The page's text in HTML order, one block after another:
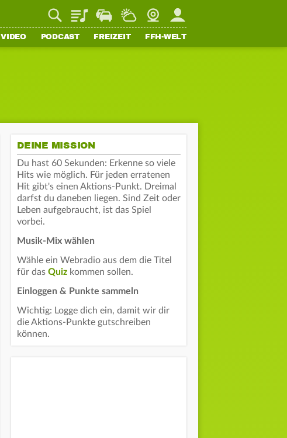
PlaylistStaupilotWetterWebcamMein FFH
VIDEO PODCAST FREIZEIT FFH-WELT
DEINE MISSION
Du hast 60 Sekunden: Erkenne so viele
Hits wie möglich. Für jeden erratenen
Hit gibt's einen Aktions-Punkt. Dreimal
darfst du daneben liegen. Sind Zeit oder
Leben aufgebraucht, ist das Spiel
vorbei.
Musik-Mix wählen
Wähle ein Webradio aus dem die Titel
für das Quiz kommen sollen.
Einloggen & Punkte sammeln
Wichtig: Logge dich ein, damit wir dir
die Aktions-Punkte gutschreiben
können.